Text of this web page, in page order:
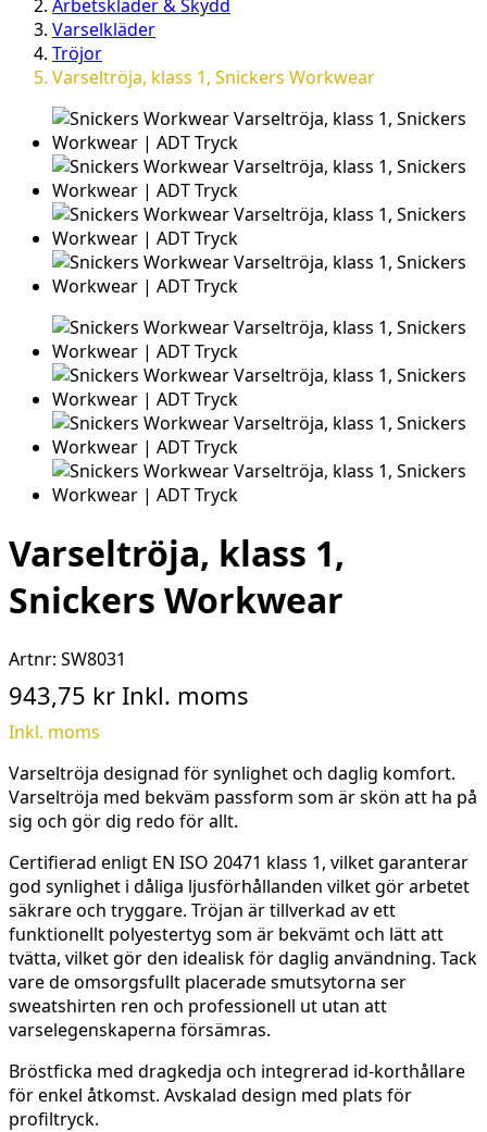
Arbetskläder & Skydd
Varselkläder
Tröjor
Varseltröja, klass 1, Snickers Workwear
Varseltröja, klass 1,
Snickers Workwear
Artnr: SW8031
943,75 kr Inkl. moms
Inkl. moms
Varseltröja designad för synlighet och daglig komfort.
Varseltröja med bekväm passform som ärskön att ha på
sig och gördig redo förallt.
Certifierad enligt EN ISO 20471 klass 1, vilket garanterar
god synlighet i dåliga ljusförhållanden vilket gör arbetet
säkrare och tryggare. Tröjan är tillverkad av ett
funktionellt polyestertyg som är bekvämt och lätt att
tvätta, vilket gör den idealisk för daglig användning. Tack
vare de omsorgsfullt placerade smutsytorna ser
sweatshirten ren och professionell ut utan att
varselegenskaperna försämras.
Bröstficka med dragkedja och integrerad id-korthållare
för enkel åtkomst. Avskalad design med plats för
profiltryck.